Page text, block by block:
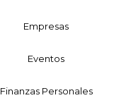
Empresas
Eventos
Finanzas Personales